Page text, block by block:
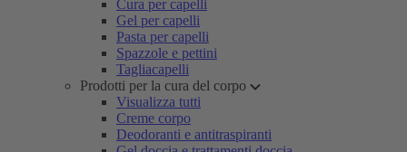
Cura per capelli
Gel per capelli
Pasta per capelli
Spazzole e pettini
Tagliacapelli
Prodotti per la cura del corpo
Visualizza tutti
Creme corpo
Deodoranti e antitraspiranti